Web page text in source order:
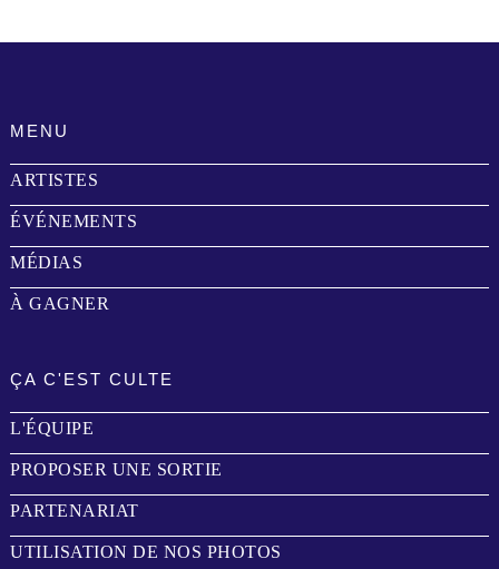
MENU
ARTISTES
ÉVÉNEMENTS
MÉDIAS
À GAGNER
ÇA C'EST CULTE
L'ÉQUIPE
PROPOSER UNE SORTIE
PARTENARIAT
UTILISATION DE NOS PHOTOS